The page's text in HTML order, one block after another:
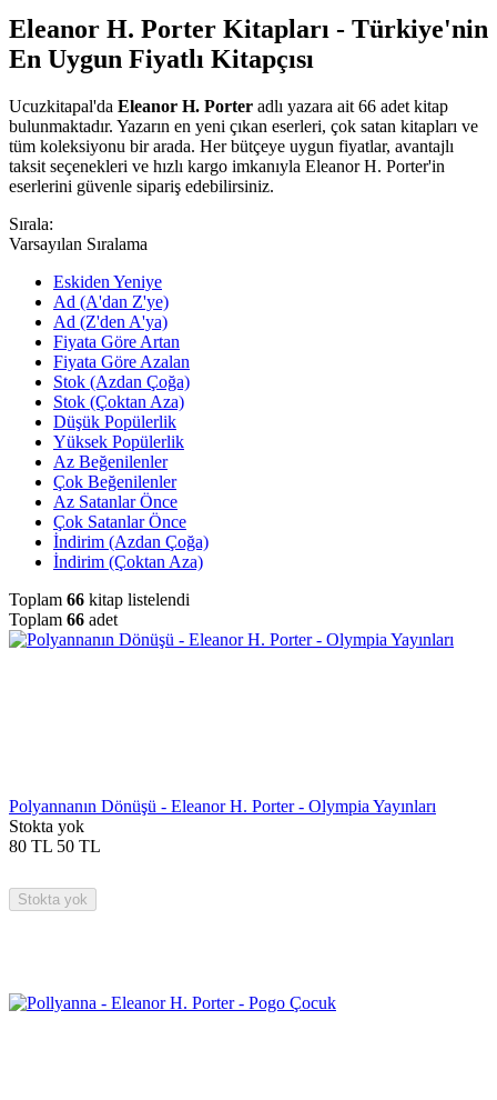
Eleanor H. Porter Kitapları - Türkiye'nin
En Uygun Fiyatlı Kitapçısı
Ucuzkitapal'da Eleanor H. Porter adlı yazara ait 66 adet kitap
bulunmaktadır. Yazarın en yeni çıkan eserleri, çok satan kitapları ve
tüm koleksiyonu bir arada. Her bütçeye uygun fiyatlar, avantajlı
taksit seçenekleri ve hızlı kargo imkanıyla Eleanor H. Porter'in
eserlerini güvenle sipariş edebilirsiniz.
Sırala:
Varsayılan Sıralama
Eskiden Yeniye
Ad (A'dan Z'ye)
Ad (Z'den A'ya)
Fiyata Göre Artan
Fiyata Göre Azalan
Stok (Azdan Çoğa)
Stok (Çoktan Aza)
Düşük Popülerlik
Yüksek Popülerlik
Az Beğenilenler
Çok Beğenilenler
Az Satanlar Önce
Çok Satanlar Önce
İndirim (Azdan Çoğa)
İndirim (Çoktan Aza)
Toplam 66 kitap listelendi
Toplam 66 adet
Polyannanın Dönüşü - Eleanor H. Porter - Olympia Yayınları
Stokta yok
80 TL 50 TL
Stokta yok